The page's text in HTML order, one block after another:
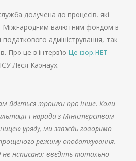
долучена до процесів, які
з Міжнародним валютним фондом в
податкового адміністрування, так
Про це в інтерв’ю Цензор.НЕТ
Леся Карнаух.
йдеться трошки про інше. Коли
і наради з Міністерством
уряду, ми завжди говоримо
режиму оподаткування.
написано: введіть тотально